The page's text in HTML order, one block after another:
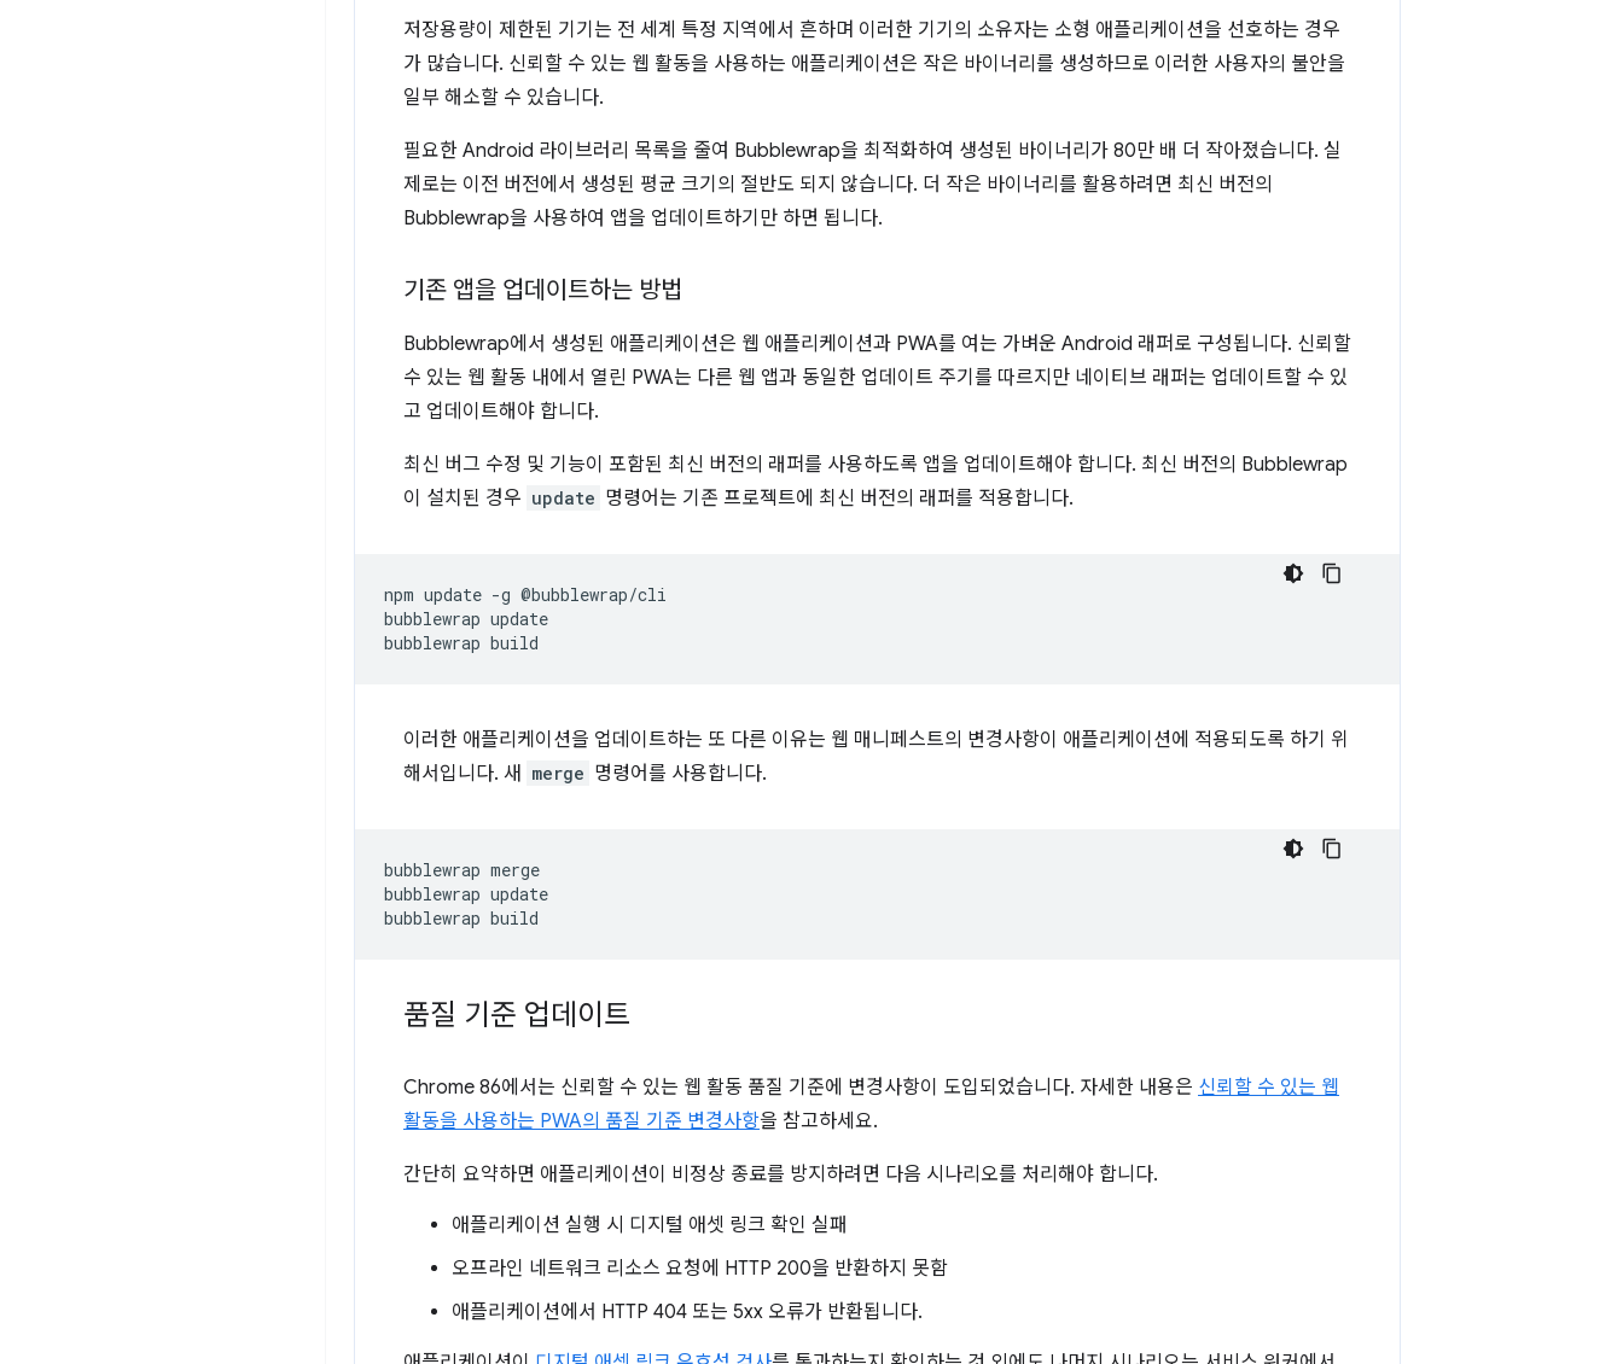
저장용량이 제한된 기기는 전 세계 특정 지역에서 흔하며 이러한 기기의 소유자는 소형 애플리케이션을 선호하는 경우
가 많습니다. 신뢰할 수 있는 웹 활동을 사용하는 애플리케이션은 작은 바이너리를 생성하므로 이러한 사용자의 불안을
일부 해소할 수 있습니다.
필요한 Android 라이브러리 목록을 줄여 Bubblewrap을 최적화하여 생성된 바이너리가 80만 배 더 작아졌습니다. 실
제로는 이전 버전에서 생성된 평균 크기의 절반도 되지 않습니다. 더 작은 바이너리를 활용하려면 최신 버전의
Bubblewrap을 사용하여 앱을 업데이트하기만 하면 됩니다.
기존 앱을 업데이트하는 방법
Bubblewrap에서 생성된 애플리케이션은 웹 애플리케이션과 PWA를 여는 가벼운 Android 래퍼로 구성됩니다. 신뢰할
수 있는 웹 활동 내에서 열린 PWA는 다른 웹 앱과 동일한 업데이트 주기를 따르지만 네이티브 래퍼는 업데이트할 수 있
고 업데이트해야 합니다.
최신 버그 수정 및 기능이 포함된 최신 버전의 래퍼를 사용하도록 앱을 업데이트해야 합니다. 최신 버전의 Bubblewrap
이 설치된 경우 update 명령어는 기존 프로젝트에 최신 버전의 래퍼를 적용합니다.
npm update -g @bubblewrap/cli
bubblewrap update
bubblewrap
이러한 애플리케이션을 업데이트하는 또 다른 이유는 웹 매니페스트의 변경사항이 애플리케이션에 적용되도록 하기 위
해서입니다. 새
merge 명령어를 사용합니다.
bubblewrap merge
bubblewrap update
bubblewrap
품질 기준 업데이트
Chrome 86에서는 신뢰할 수 있는 웹 활동 품질 기준에 변경사항이 도입되었습니다. 자세한 내용은 신뢰할 수 있는 웹
활동을 사용하는 PWA의 품질 기준 변경사항을 참고하세요.
간단히 요약하면 애플리케이션이 비정상 종료를 방지하려면 다음 시나리오를 처리해야 합니다.
애플리케이션 실행 시 디지털 애셋 링크 확인 실패
오프라인 네트워크 리소스 요청에 HTTP 200을 반환하지 못함
애플리케이션에서 HTTP 404 또는 5xx 오류가 반환됩니다.